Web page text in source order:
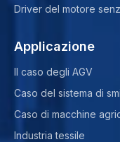
Driver del motore
Applicazione
Il caso degli AGV
Caso del sistema di
Caso di macchine
Industria tessile